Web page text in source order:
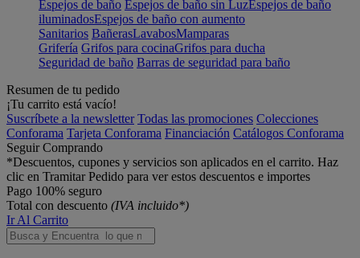
Espejos de baño Espejos de baño sin LuzEspejos de baño
iluminadosEspejos de baño con aumento
Sanitarios BañerasLavabosMamparas
Grifería Grifos para cocinaGrifos para ducha
Seguridad de baño Barras de seguridad para baño
Resumen de tu pedido
¡Tu carrito está vacío!
Suscríbete a la newsletter Todas las promociones Colecciones
Conforama Tarjeta Conforama Financiación Catálogos Conforama
Seguir Comprando
*Descuentos, cupones y servicios son aplicados en el carrito. Haz
clic en Tramitar Pedido para ver estos descuentos e importes
Pago 100% seguro
Total con descuento (IVA incluido*)
Ir Al Carrito